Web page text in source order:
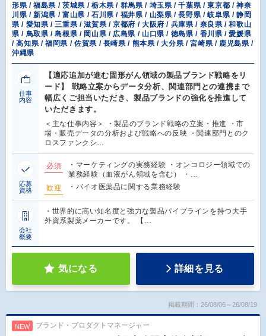
形県 / 福島県 / 茨城県 / 栃木県 / 群馬県 / 埼玉県 / 千葉県 / 東京都 / 神奈
川県 / 新潟県 / 富山県 / 石川県 / 福井県 / 山梨県 / 長野県 / 岐阜県 / 静岡
県 / 愛知県 / 三重県 / 滋賀県 / 京都府 / 大阪府 / 兵庫県 / 奈良県 / 和歌山
県 / 鳥取県 / 島根県 / 岡山県 / 広島県 / 山口県 / 徳島県 / 香川県 / 愛媛県
/ 高知県 / 福岡県 / 佐賀県 / 長崎県 / 熊本県 / 大分県 / 宮崎県 / 鹿児島県 /
沖縄県
仕事
内容
【適応追加が進む固形がん領域の製品ブランド戦略をリ
ード】 戦略立案からデータ分析、関連部門との連携まで
幅広くご担当いただき、製品ブランドの強化を推進して
いただきます。
＜主な仕事内容＞ ・製品のブランド戦略の立案・推進 ・市
場・販売データの分析および戦略への反映 ・関連部門とのク
ロスファンクシ…
応募
資格
必須
・マーケティングの実務経験 ・オンコロジー領域での
業務経験（血液がん領域を含む） ・…
歓迎
・バイオ医薬品に関する業務経験
会社
概要
・世界的に高い知名度と強力な製品パイプラインを持つ大手
外資系製薬メーカーです。 【…
気になる 詳細を見る
掲載期間：26/08/06～26/08/19
NEW ブランド・プロダクトマネージャー